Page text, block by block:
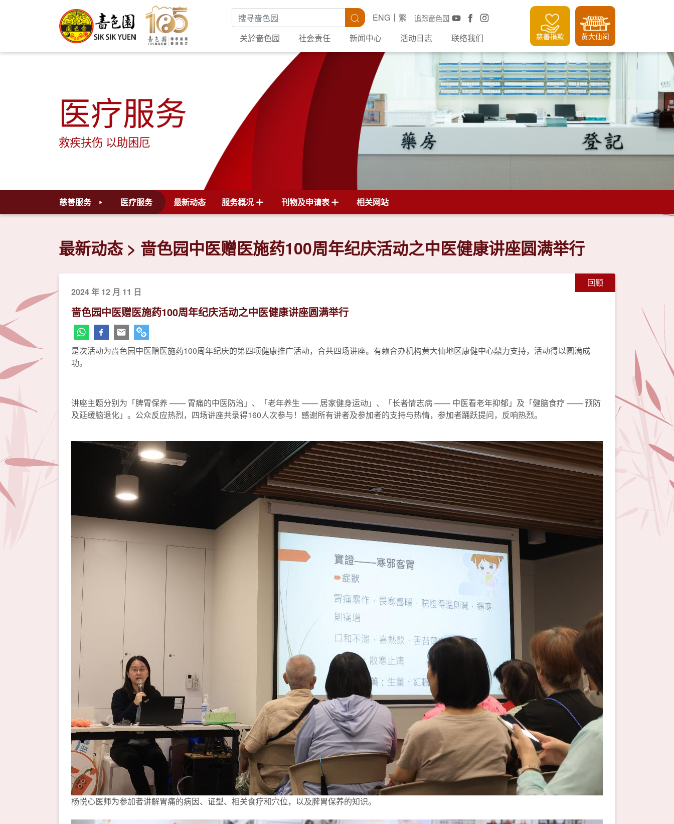
搜寻关键字 搜寻 追踪啬色园
ENG
繁
关於啬色园
社会责任 新闻中心 活动日志 联络我们 慈善捐款 黃大仙祠
医疗服务
救疾扶伤 以助困厄
慈善服务 医疗服务 最新动态 服务概况 刊物及申请表 相关网站
最新动态 啬色园中医赠医施药100周年纪庆活动之中医健康讲座圆满举行
回顾
2024 年 12 月 11 日
啬色园中医赠医施药100周年纪庆活动之中医健康讲座圆满举行
是次活动为啬色园中医赠医施药100周年纪庆的第四项健康推广活动，合共四场讲座。有赖合办机构黄大仙地区康健中心鼎力支持，活动得以圆满成
功。
讲座主题分别为「脾胃保养 —— 胃痛的中医防治」、「老年养生 —— 居家健身运动」、「长者情志病 —— 中医看老年抑郁」及「健脑食疗 —— 预防
及延缓脑退化」。公众反应热烈，四场讲座共录得160人次参与！感谢所有讲者及参加者的支持与热情，参加者踊跃提问，反响热烈。
杨悦心医师为参加者讲解胃痛的病因、证型、相关食疗和穴位，以及脾胃保养的知识。